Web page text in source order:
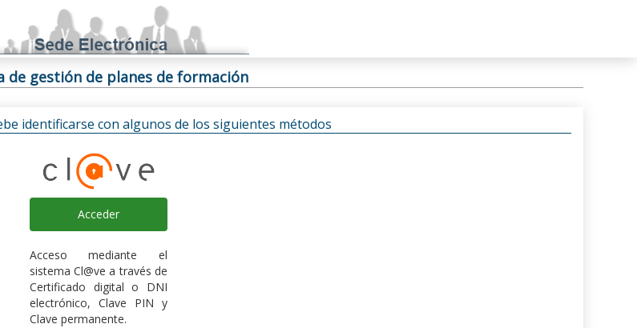
de gestión de planes de formación
identificarse con algunos de los siguientes métodos
Acceder
Acceso mediante el
sistema Cl@ve a través de
Certificado digital o DNI
electrónico, Clave PIN y
Clave permanente.